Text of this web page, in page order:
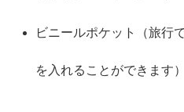
ビニールポケット（旅行
を入れることができます）